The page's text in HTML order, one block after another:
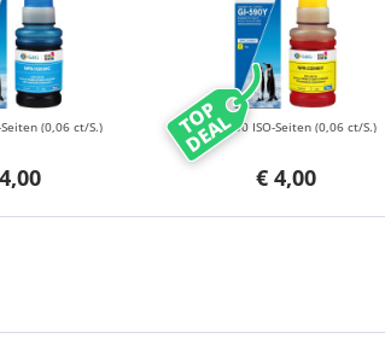
(0,06 ct/S.) TOP
DEAL
€ 4,00
7000 ISO-Seiten(0,06 ct/S.)